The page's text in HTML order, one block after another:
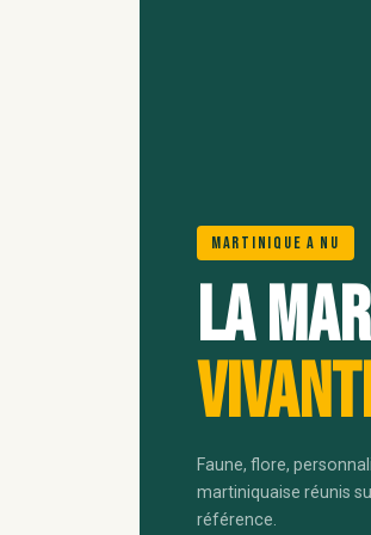
Martinique A Nu
La
Faune, flore,
martiniquaise réunis
référence.